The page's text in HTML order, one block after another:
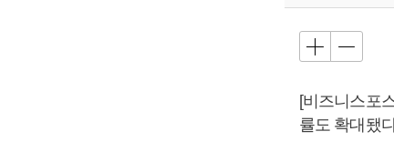
[비즈니스포
률도 확대됐